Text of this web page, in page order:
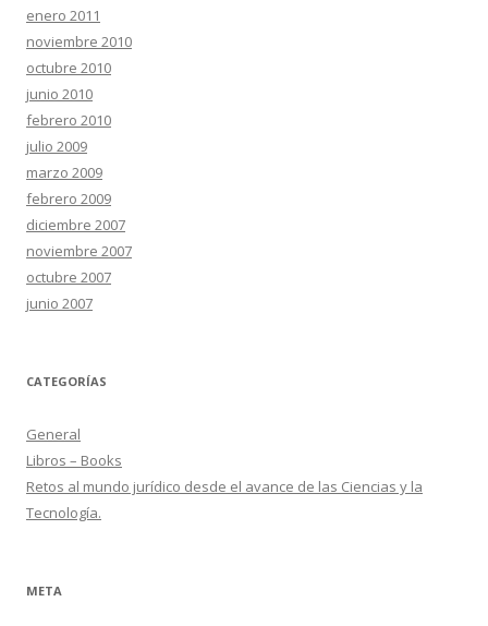
enero 2011
noviembre 2010
octubre 2010
junio 2010
febrero 2010
julio 2009
marzo 2009
febrero 2009
diciembre 2007
noviembre 2007
octubre 2007
junio 2007
CATEGORÍAS
General
Libros – Books
Retos al mundo jurídico desde el avance de las Ciencias y la
Tecnología.
META